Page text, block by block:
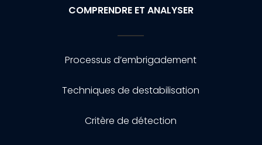
COMPRENDRE ET ANALYSER
Processus d’embrigadement
Techniques de destabilisation
Critère de détection